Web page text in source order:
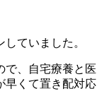
ていました。
で、自宅療養と医
早くて置き配対応